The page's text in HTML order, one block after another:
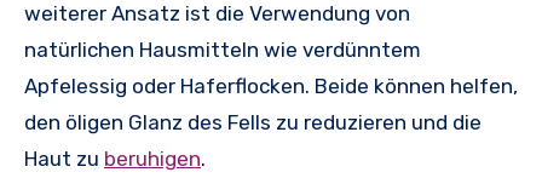
weiterer Ansatz ist die Verwendung von
natürlichen Hausmitteln wie verdünntem
Apfelessig oder Haferflocken. Beide können helfen,
den öligen Glanz des Fells zu reduzieren und die
Haut zu beruhigen.